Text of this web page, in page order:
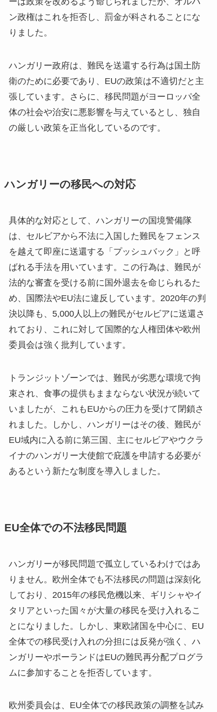
ン政権はこれを拒否し、罰金が科されることにな
りました。
ハンガリー政府は、難民を送還する行為は国土防
衛のために必要であり、EUの政策は不適切だと主
張しています。さらに、移民問題がヨーロッパ全
体の社会や治安に悪影響を与えているとし、独自
の厳しい政策を正当化しているのです​。
ハンガリーの移民への対応
具体的な対応として、ハンガリーの国境警備隊
は、セルビアから不法に入国した難民をフェンス
を越えて即座に送還する「プッシュバック」と呼
ばれる手法を用いています。この行為は、難民が
法的な審査を受ける前に国外退去を命じられるた
め、国際法やEU法に違反しています。2020年の判
決以降も、5,000人以上の難民がセルビアに送還さ
れており、これに対して国際的な人権団体や欧州
委員会は強く批判しています。
トランジットゾーンでは、難民が劣悪な環境で拘
束され、食事の提供もままならない状況が続いて
いましたが、これもEUからの圧力を受けて閉鎖さ
れました。しかし、ハンガリーはその後、難民が
EU域内に入る前に第三国、主にセルビアやウクラ
イナのハンガリー大使館で庇護を申請する必要が
あるという新たな制度を導入しました。
EU全体での不法移民問題
ハンガリーが移民問題で孤立しているわけではあ
りません。欧州全体でも不法移民の問題は深刻化
しており、2015年の移民危機以来、ギリシャやイ
タリアといった国々が大量の移民を受け入れるこ
とになりました。しかし、東欧諸国を中心に、EU
全体での移民受け入れの分担には反発が強く、ハ
ンガリーやポーランドはEUの難民再分配プログラ
ムに参加することを拒否しています。
欧州委員会は、EU全体での移民政策の調整を試み